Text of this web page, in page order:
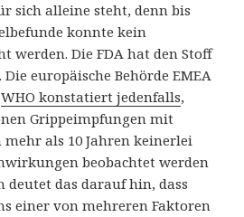
sich alleine steht, denn bis
konnte kein
werden. Die FDA hat den Stoff
europäische Behörde EMEA
WHO konstatiert jedenfalls,
Grippeimpfungen mit
mehr als 10 Jahren keinerlei
beobachtet werden
deutet das darauf hin, dass
einer von mehreren Faktoren